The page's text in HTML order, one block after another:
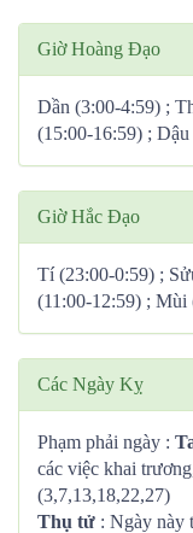
Giờ Hoàng Đạo
Dần (3:00-4:59) ;
(15:00-16:59) ;
Giờ Hắc Đạo
Tí (23:00-0:59) ;
(11:00-12:59) ; Mùi
Các Ngày Kỵ
Phạm phải ngày :
các việc khai
(3,7,13,18,22,27)
Thụ tử : Ngày này